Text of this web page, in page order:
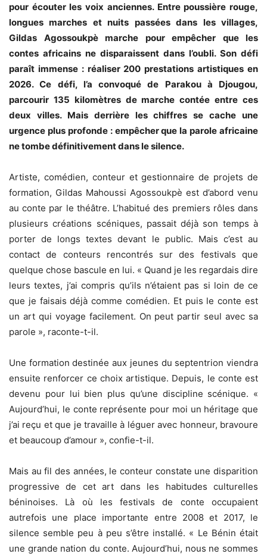
pour écouter les voix anciennes. Entre poussière rouge,
longues marches et nuits passées dans les villages,
Gildas Agossoukpè marche pour empêcher que les
contes africains ne disparaissent dans l’oubli. Son défi
paraît immense : réaliser 200 prestations artistiques en
2026. Ce défi, l’a convoqué de Parakou à Djougou,
parcourir 135 kilomètres de marche contée entre ces
deux villes. Mais derrière les chiffres se cache une
urgence plus profonde : empêcher que la parole africaine
ne tombe définitivement dans le silence.
Artiste, comédien, conteur et gestionnaire de projets de
formation, Gildas Mahoussi Agossoukpè est d’abord venu
au conte par le théâtre. L’habitué des premiers rôles dans
plusieurs créations scéniques, passait déjà son temps à
porter de longs textes devant le public. Mais c’est au
contact de conteurs rencontrés sur des festivals que
quelque chose bascule en lui. « Quand je les regardais dire
leurs textes, j’ai compris qu’ils n’étaient pas si loin de ce
que je faisais déjà comme comédien. Et puis le conte est
un art qui voyage facilement. On peut partir seul avec sa
parole », raconte-t-il.
Une formation destinée aux jeunes du septentrion viendra
ensuite renforcer ce choix artistique. Depuis, le conte est
devenu pour lui bien plus qu’une discipline scénique. «
Aujourd’hui, le conte représente pour moi un héritage que
j’ai reçu et que je travaille à léguer avec honneur, bravoure
et beaucoup d’amour », confie-t-il.
Mais au fil des années, le conteur constate une disparition
progressive de cet art dans les habitudes culturelles
béninoises. Là où les festivals de conte occupaient
autrefois une place importante entre 2008 et 2017, le
silence semble peu à peu s’être installé. « Le Bénin était
une grande nation du conte. Aujourd’hui, nous ne sommes